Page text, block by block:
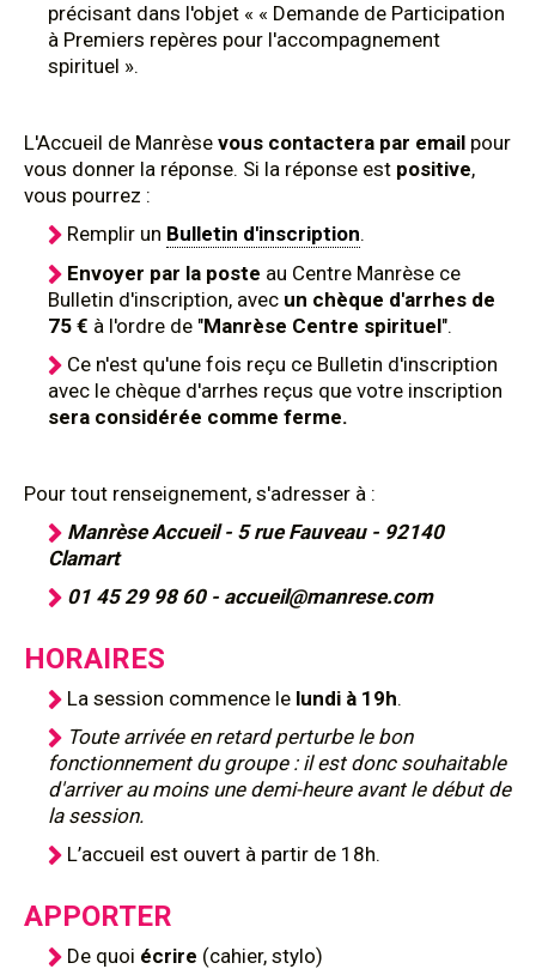
précisant dans l'objet « « Demande de Participation
à Premiers repères pour l'accompagnement
spirituel ».
L'Accueil de Manrèse vous contactera par email pour
vous donner la réponse. Si la réponse est positive,
vous pourrez :
Remplir un Bulletin d'inscription.
Envoyer par la poste au Centre Manrèse ce
Bulletin d'inscription, avec un chèque d'arrhes de
75 € à l'ordre de "Manrèse Centre spirituel".
Ce n'est qu'une fois reçu ce Bulletin d'inscription
avec le chèque d'arrhes reçus que votre inscription
sera considérée comme ferme.
Pour tout renseignement, s'adresser à :
Manrèse Accueil - 5 rue Fauveau - 92140
Clamart
01 45 29 98 60 - accueil@manrese.com
HORAIRES
La session commence le lundi à 19h.
Toute arrivée en retard perturbe le bon
fonctionnement du groupe : il est donc souhaitable
d'arriver au moins une demi-heure avant le début de
la session.
L’accueil est ouvert à partir de 18h.
APPORTER
De quoi écrire (cahier, stylo)